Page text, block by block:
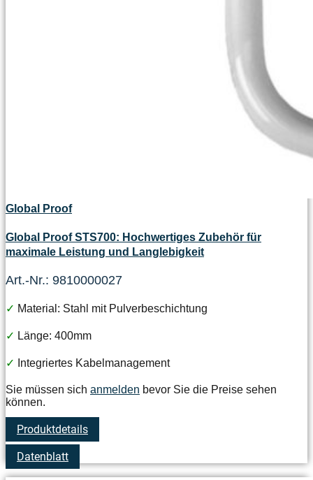
Global Proof
Global Proof STS700: Hochwertiges Zubehör für
maximale Leistung und Langlebigkeit
Art.-Nr.: 9810000027
✓ Material: Stahl mit Pulverbeschichtung
✓ Länge: 400mm
✓ Integriertes Kabelmanagement
Sie müssen sich anmelden bevor Sie die Preise sehen
können.
Produktdetails
Datenblatt